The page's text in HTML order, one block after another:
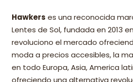
Hawkers es una reconocida
Lentes de Sol, fundada en 2013
revoluciono el mercado
moda a precios accesibles, la
en todo Europa, Asia, America
ofreciendo una alternativa